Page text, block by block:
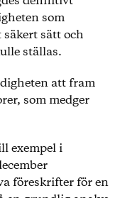
som
säkert sätt och
ställas.
att fram
som medger
exempel i
föreskrifter för en